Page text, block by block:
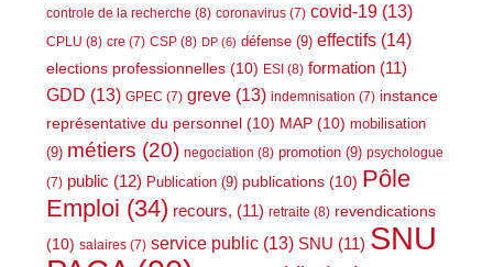
controle de la recherche (8) coronavirus (7) covid-19 (13)
CPLU (8) cre (7) CSP (8) DP (6) défense (9) effectifs (14)
elections professionnelles (10) ESI (8) formation (11)
GDD (13) GPEC (7) greve (13) indemnisation (7) instance
représentative du personnel (10) MAP (10) mobilisation
(9) métiers (20) negociation (8) promotion (9) psychologue
(7) public (12) Publication (9) publications (10) Pôle
Emploi (34) recours, (11) retraite (8) revendications
(10) salaires (7) service public (13) SNU (11) SNU